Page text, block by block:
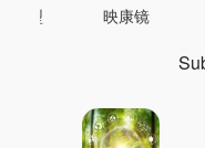
模型 映康镜